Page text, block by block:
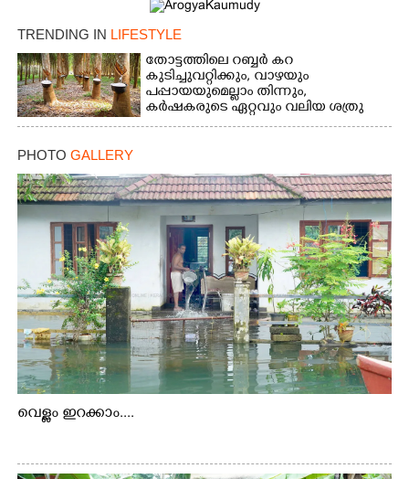
TRENDING IN LIFESTYLE
തോട്ടത്തിലെ റബ്ബർ കറ
കുടിച്ചുവറ്റിക്കും, വാഴയും
പപ്പായയുമെല്ലാം തിന്നും,
കർഷകരുടെ ഏറ്റവും വലിയ ശത്രു
PHOTO GALLERY
വെള്ളം ഇറക്കാം....